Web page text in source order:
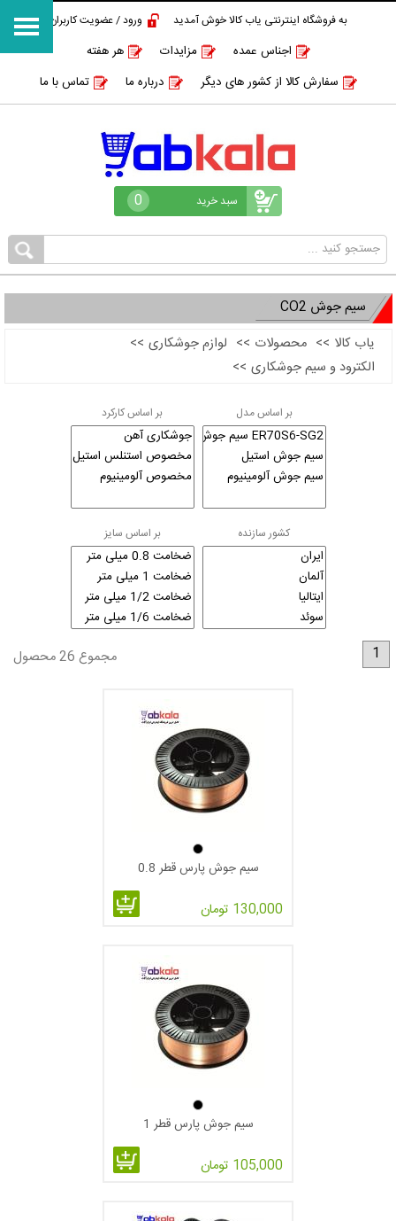
به فروشگاه اینترنتی یاب کالا خوش آمدید ورود / عضویت کاربران
اجناس عمده مزایدات
هر هفته
سفارش کالا از کشور های دیگر
درباره ما تماس با ما
سبد خرید 0
سیم جوش CO2
یاب کالا >> محصولات >> لوازم جوشکاری >>
الکترود و سیم جوشکاری >>
بر اساس مدل بر اساس کارکرد
کشور سازنده بر اساس سایز
1 مجموع 26 محصول
سیم جوش پارس قطر 0.8
130,000 تومان
سیم جوش پارس قطر 1
105,000 تومان